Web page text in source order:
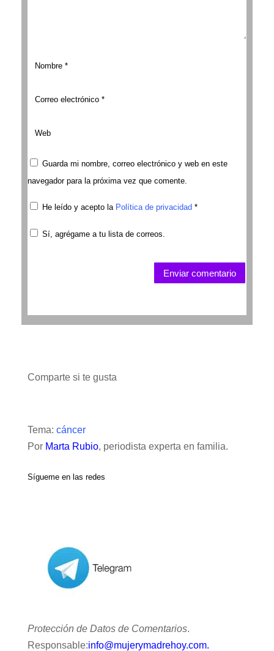
Guarda mi nombre, correo electrónico y web en este
navegador para la próxima vez que comente.
He leído y acepto la Política de privacidad *
Sí, agrégame a tu lista de correos.
Enviar comentario
Comparte si te gusta
Tema: cáncer
Por Marta Rubio, periodista experta en familia.
Sígueme en las redes
Protección de Datos de Comentarios.
Responsable:info@mujerymadrehoy.com.